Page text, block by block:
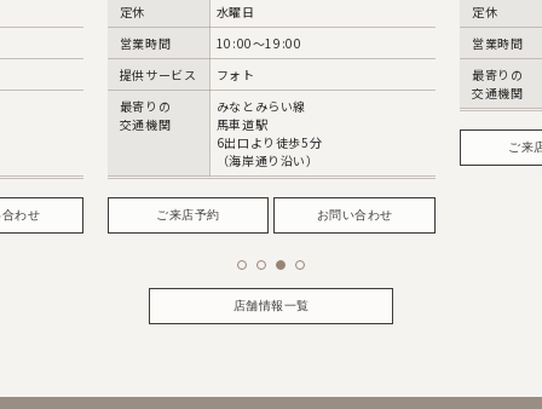
わせ
定休
水曜日
営業時間
10:00〜19:00
提供サービス
フォト
最寄りの
交通機関
みなとみらい線
馬車道駅
6出口より徒歩5分
（海岸通り沿い）
ご来店予約 お問い合わせ
定休
営業時間
最寄りの
交通機関
ご来
店舗情報一覧